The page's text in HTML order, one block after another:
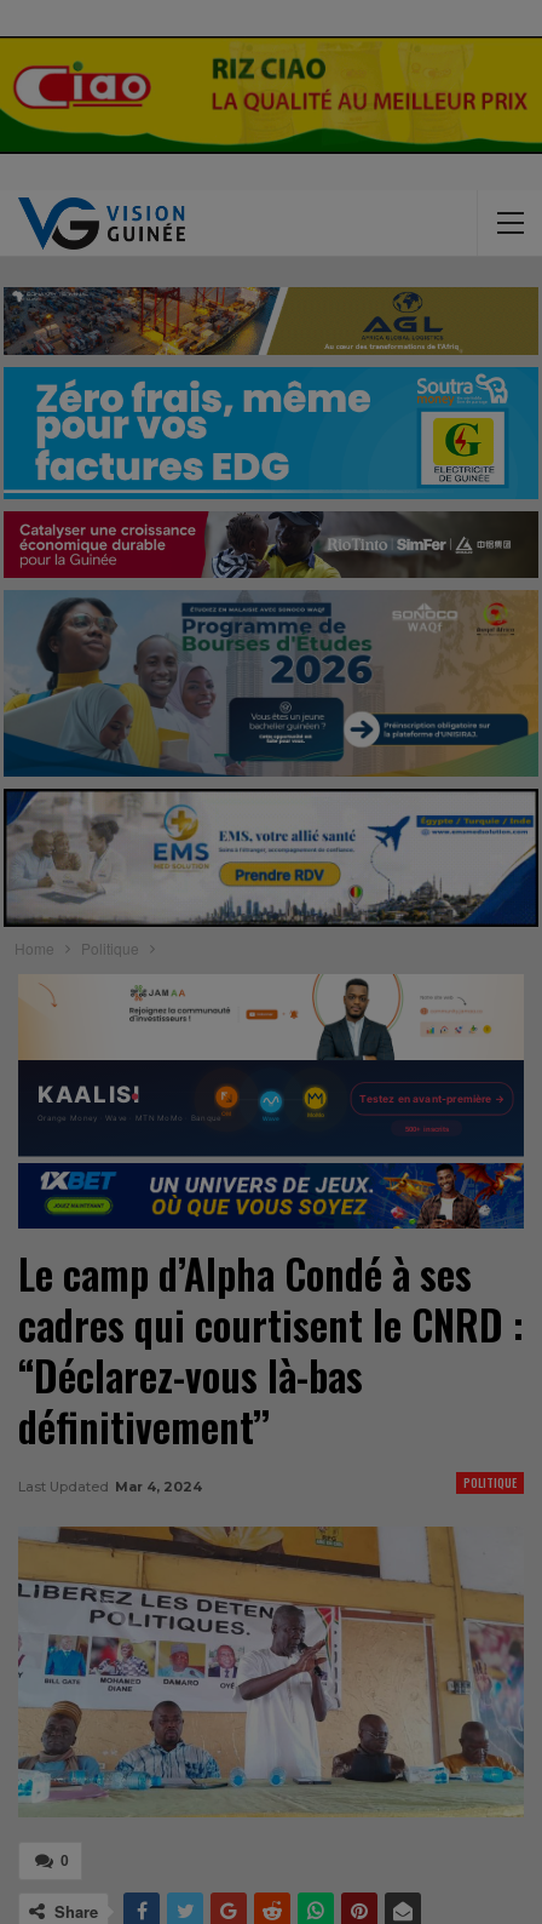
Home Politique
Le camp d’Alpha Condé à ses
cadres qui courtisent le CNRD :
“Déclarez-vous là-bas
définitivement’’
POLITIQUE
Last Updated Mar 4, 2024
0
Share